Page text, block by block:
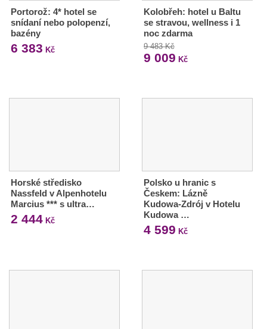
Portorož: 4* hotel se
snídaní nebo polopenzí,
bazény
6 383 Kč
Kolobřeh: hotel u Baltu
se stravou, wellness i 1
noc zdarma
9 483 Kč
9 009 Kč
Horské středisko
Nassfeld v Alpenhotelu
Marcius *** s ultra…
2 444 Kč
Polsko u hranic s
Českem: Lázně
Kudowa-Zdrój v Hotelu
Kudowa …
4 599 Kč